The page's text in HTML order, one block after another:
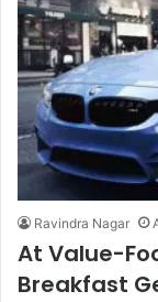
Ravindra Nagar
At Value-
Breakfast